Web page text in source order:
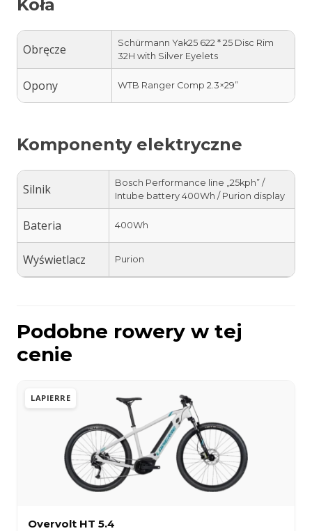
Koła
Obręcze
Schürmann Yak25 622 * 25 Disc Rim
32H with Silver Eyelets
Opony WTB Ranger Comp 2.3×29”
Komponenty elektryczne
Silnik
Bosch Performance line „25kph” /
Intube battery 400Wh / Purion display
Bateria 400Wh
Wyświetlacz Purion
Podobne rowery w tej
cenie
LAPIERRE
Overvolt HT 5.4